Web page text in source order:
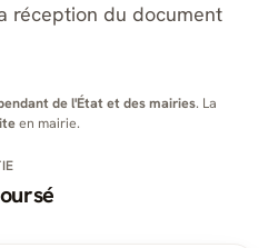
réception du document
de l'État et des mairies. La
en mairie.